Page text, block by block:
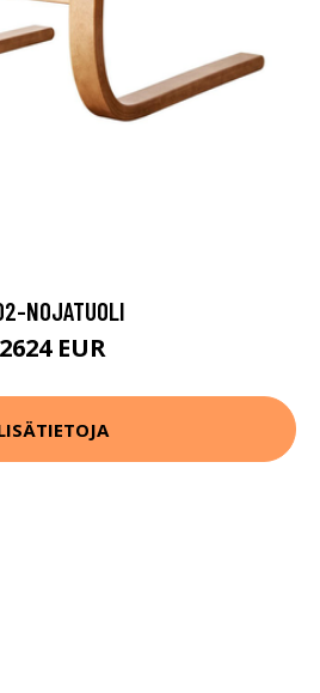
NOJATUOLI
2624 EUR